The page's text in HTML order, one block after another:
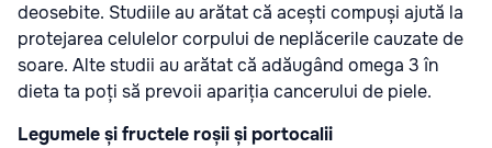
deosebite. Studiile au arătat că acești compuși ajută la
protejarea celulelor corpului de neplăcerile cauzate de
soare. Alte studii au arătat că adăugând omega 3 în
dieta ta poți să prevoii apariția cancerului de piele.
Legumele și fructele roșii și portocalii